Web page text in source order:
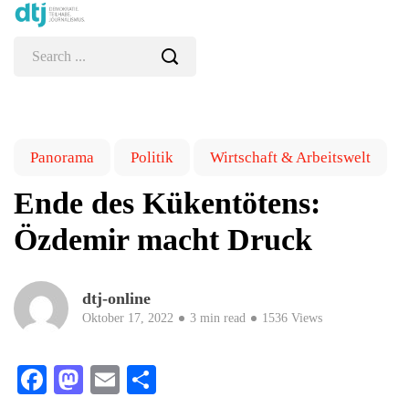
Panorama Politik Wirtschaft & Arbeitswelt
Ende des Kükentötens:
Özdemir macht Druck
dtj-online
Oktober 17, 2022 3 min read 1536 Views
Facebook
Mastodon
Email